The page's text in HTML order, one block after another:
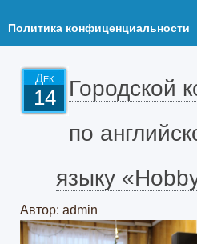
Политика конфиценциальности
Дек
14
Городской
по
языку
Автор: admin